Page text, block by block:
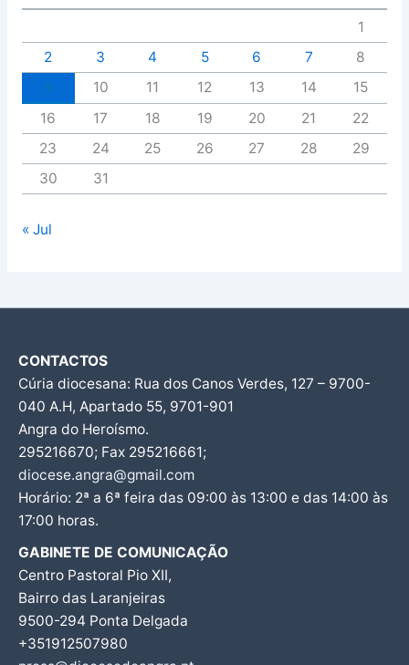
1
2
3 4 5 6 7
8
10 11 12 13 14
15
16
17 18 19 20 21
22
23
24 25 26 27 28
29
30
31
« Jul
CONTACTOS
Cúria diocesana: Rua dos Canos Verdes, 127 – 9700-
040 A.H, Apartado 55, 9701-901
Angra do Heroísmo.
295216670; Fax 295216661;
diocese.angra@gmail.com
Horário: 2ª a 6ª feira das 09:00 às 13:00 e das 14:00 às
17:00 horas.
GABINETE DE COMUNICAÇÃO
Centro Pastoral Pio XII,
Bairro das Laranjeiras
9500-294 Ponta Delgada
+351912507980